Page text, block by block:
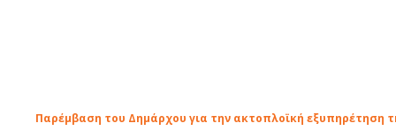
Παρέμβαση του Δημάρχου για την ακτοπλοϊκή εξυπηρέτηση